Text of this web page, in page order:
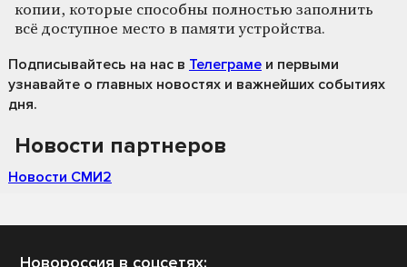
копии, которые способны полностью заполнить
всё доступное место в памяти устройства.
Подписывайтесь на нас в Телеграме и первыми
узнавайте о главных новостях и важнейших событиях
дня.
Новости партнеров
Новости СМИ2
Новороссия в соцсетях: